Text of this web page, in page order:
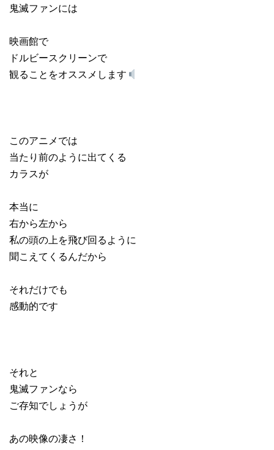
鬼滅ファンには
映画館で
ドルビースクリーンで
観ることをオススメします
このアニメでは
当たり前のように出てくる
カラスが
本当に
右から左から
私の頭の上を飛び回るように
聞こえてくるんだから
それだけでも
感動的です
それと
鬼滅ファンなら
ご存知でしょうが
あの映像の凄さ！